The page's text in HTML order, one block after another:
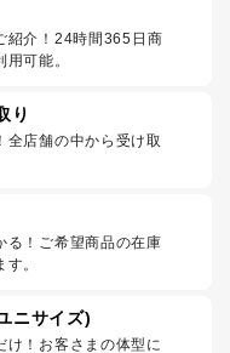
紹介！24時間365日商
可能。
り
全店舗の中から受け取
る！ご希望商品の在庫
。
ニサイズ)
け！お客さまの体型に